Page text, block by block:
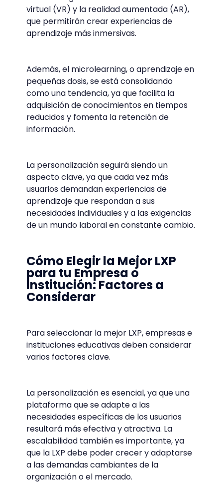
virtual (VR) y la realidad aumentada (AR),
que permitirán crear experiencias de
aprendizaje más inmersivas.
Además, el microlearning, o aprendizaje en
pequeñas dosis, se está consolidando
como una tendencia, ya que facilita la
adquisición de conocimientos en tiempos
reducidos y fomenta la retención de
información.
La personalización seguirá siendo un
aspecto clave, ya que cada vez más
usuarios demandan experiencias de
aprendizaje que respondan a sus
necesidades individuales y a las exigencias
de un mundo laboral en constante cambio.
Cómo Elegir la Mejor LXP
para tu Empresa o
Institución: Factores a
Considerar
Para seleccionar la mejor LXP, empresas e
instituciones educativas deben considerar
varios factores clave.
La personalización es esencial, ya que una
plataforma que se adapte a las
necesidades específicas de los usuarios
resultará más efectiva y atractiva. La
escalabilidad también es importante, ya
que la LXP debe poder crecer y adaptarse
a las demandas cambiantes de la
organización o el mercado.